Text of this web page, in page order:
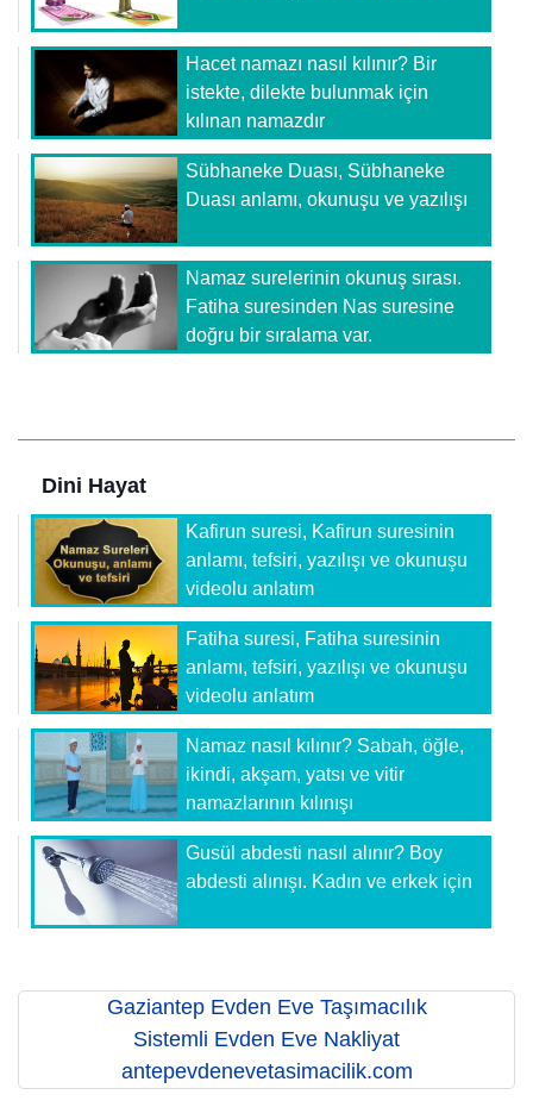
Hacet namazı nasıl kılınır? Bir
istekte, dilekte bulunmak için
kılınan namazdır
Sübhaneke Duası, Sübhaneke
Duası anlamı, okunuşu ve yazılışı
Namaz surelerinin okunuş sırası.
Fatiha suresinden Nas suresine
doğru bir sıralama var.
Dini Hayat
Kafirun suresi, Kafirun suresinin
anlamı, tefsiri, yazılışı ve okunuşu
videolu anlatım
Fatiha suresi, Fatiha suresinin
anlamı, tefsiri, yazılışı ve okunuşu
videolu anlatım
Namaz nasıl kılınır? Sabah, öğle,
ikindi, akşam, yatsı ve vitir
namazlarının kılınışı
Gusül abdesti nasıl alınır? Boy
abdesti alınışı. Kadın ve erkek için
Gaziantep Evden Eve Taşımacılık
Sistemli Evden Eve Nakliyat
antepevdenevetasimacilik.com